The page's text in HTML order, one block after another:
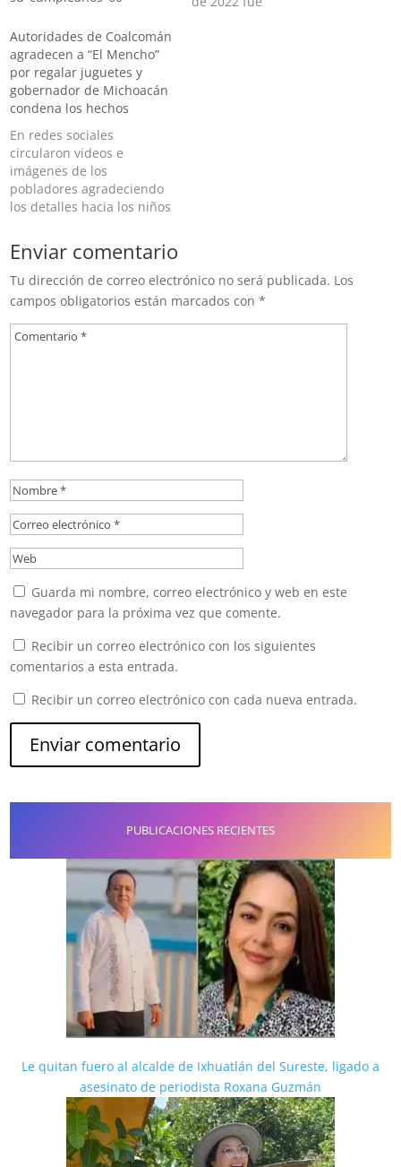
Autoridades de Coalcomán
agradecen a “El Mencho”
por regalar juguetes y
gobernador de Michoacán
condena los hechos
En redes sociales
circularon videos e
imágenes de los
pobladores agradeciendo
los detalles hacia los niños
parte del líder del Cartel
Jalisco Nueva Generación.
Después de que
pobladores de Coalcomán
llevaran a cabo presuntos
festejos en honor a
Enviar comentario
Tu dirección de correo electrónico no será publicada. Los
campos obligatorios están marcados con*
Guarda mi nombre, correo electrónico y web en este
navegador para la próxima vez que comente.
Recibir un correo electrónico con los siguientes
comentarios a esta entrada.
Recibir un correo electrónico con cada nueva entrada.
PUBLICACIONES RECIENTES
Le quitan fuero al alcalde de Ixhuatlán del Sureste, ligado a
asesinato de periodista Roxana Guzmán